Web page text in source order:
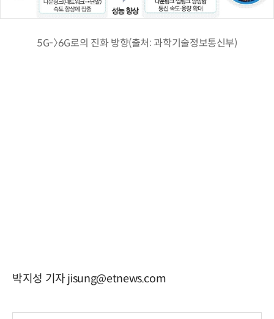
5G-〉6G로의 진화 방향(출처: 과학기술정보통신부)
박지성 기자 jisung@etnews.com